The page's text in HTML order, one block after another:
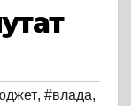
, #влада,